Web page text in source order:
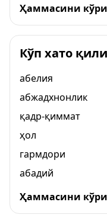
Ҳаммасини
Кўп хато
абелия
абжадхнонлик
қадр-қиммат
ҳол
гармдори
абадий
Ҳаммасини